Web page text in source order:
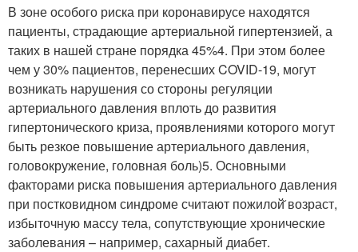
В зоне особого риска при коронавирусе находятся
пациенты, страдающие артериальной гипертензией, а
таких в нашей стране порядка 45%4. При этом более
чем у 30% пациентов, перенесших COVID-19, могут
возникать нарушения со стороны регуляции
артериального давления вплоть до развития
гипертонического криза, проявлениями которого могут
быть резкое повышение артериального давления,
головокружение, головная боль)5. Основными
факторами риска повышения артериального давления
при постковидном синдроме считают пожилой̆ возраст,
избыточную массу тела, сопутствующие хронические
заболевания – например, сахарный диабет.